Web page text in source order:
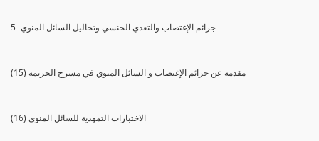
5- جرائم الإغتصاب والتعدي الجنسي وتحاليل السائل المنوي
(15) مقدمة عن جرائم الإغتصاب و السائل المنوي في مسرح الجريمة
(16) الاختبارات التمهدية للسائل المنوي